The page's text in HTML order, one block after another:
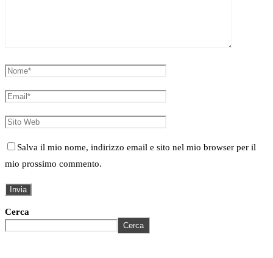
Salva il mio nome, indirizzo email e sito nel mio browser per il
mio prossimo commento.
Cerca
Cerca